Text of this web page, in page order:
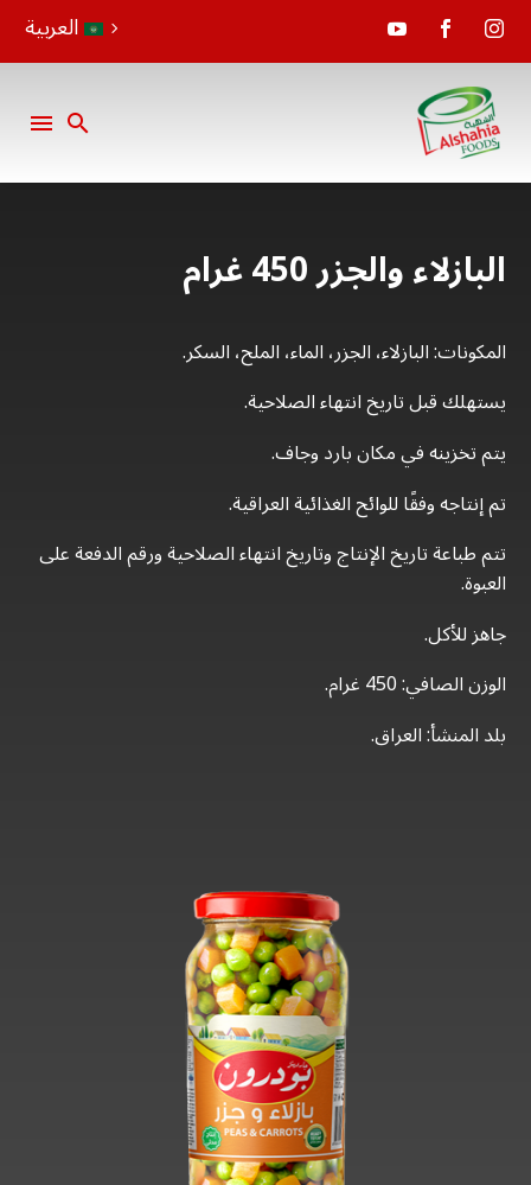
العربية
البازلاء والجزر 450 غرام
المكونات: البازلاء، الجزر، الماء، الملح، السكر.
يستهلك قبل تاريخ انتهاء الصلاحية.
يتم تخزينه في مكان بارد وجاف.
تم إنتاجه وفقًا للوائح الغذائية العراقية.
تتم طباعة تاريخ الإنتاج وتاريخ انتهاء الصلاحية ورقم الدفعة على
العبوة.
جاهز للأكل.
الوزن الصافي: 450 غرام.
بلد المنشأ: العراق.